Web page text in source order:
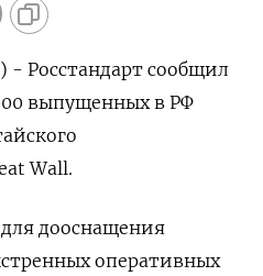
Росстандарт сообщил
выпущенных в РФ
Wall.
дооснащения
оперативных